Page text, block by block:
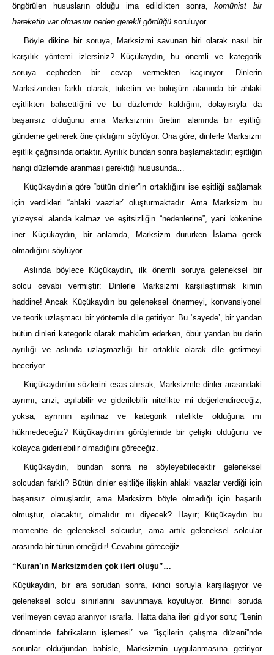
öngörülen hususların olduğu ima edildikten sonra,komünist bir
hareketin var olmasını neden gerekli gördüğü soruluyor.
Böyle dikine bir soruya, Marksizmi savunan biri olarak nasıl bir
karşılık yöntemi izlersiniz? Küçükaydın, bu önemli ve kategorik
soruya cepheden bir cevap vermekten kaçınıyor. Dinlerin
Marksizmden farklı olarak, tüketim ve bölüşüm alanında bir ahlaki
eşitlikten bahsettiğini ve bu düzlemde kaldığını, dolayısıyla da
başarısız olduğunu ama Marksizmin üretim alanında bir eşitliği
gündeme getirerek öne çıktığını söylüyor. Ona göre, dinlerle Marksizm
eşitlik çağrısında ortaktır. Ayrılık bundan sonra başlamaktadır; eşitliğin
hangi düzlemde aranması gerektiği hususunda…
Küçükaydın’a göre “bütün dinler”in ortaklığını ise eşitliği sağlamak
için verdikleri “ahlaki vaazlar” oluşturmaktadır. Ama Marksizm bu
yüzeysel alanda kalmaz ve eşitsizliğin “nedenlerine”, yani kökenine
iner. Küçükaydın, bir anlamda, Marksizm dururken İslama gerek
olmadığını söylüyor.
Aslında böylece Küçükaydın, ilk önemli soruya geleneksel bir
solcu cevabı vermiştir: Dinlerle Marksizmi karşılaştırmak kimin
haddine! Ancak Küçükaydın bu geleneksel önermeyi, konvansiyonel
ve teorik uzlaşmacı bir yöntemle dile getiriyor. Bu ‘sayede’, bir yandan
bütün dinleri kategorik olarak mahkûm ederken, öbür yandan bu derin
ayrılığı ve aslında uzlaşmazlığı bir ortaklık olarak dile getirmeyi
beceriyor.
Küçükaydın’ın sözlerini esas alırsak, Marksizmle dinler arasındaki
ayrımı, arızi, aşılabilir ve giderilebilir nitelikte mi değerlendireceğiz,
yoksa, ayrımın aşılmaz ve kategorik nitelikte olduğuna mı
hükmedeceğiz? Küçükaydın’ın görüşlerinde bir çelişki olduğunu ve
kolayca giderilebilir olmadığını göreceğiz.
Küçükaydın, bundan sonra ne söyleyebilecektir geleneksel
solcudan farklı? Bütün dinler eşitliğe ilişkin ahlaki vaazlar verdiği için
başarısız olmuşlardır, ama Marksizm böyle olmadığı için başarılı
olmuştur, olacaktır, olmalıdır mı diyecek? Hayır; Küçükaydın bu
momentte de geleneksel solcudur, ama artık geleneksel solcular
arasında bir türün örneğidir! Cevabını göreceğiz.
“Kuran’ın Marksizmden çok ileri oluşu”…
Küçükaydın, bir ara sorudan sonra, ikinci soruyla karşılaşıyor ve
geleneksel solcu sınırlarını savunmaya koyuluyor. Birinci soruda
verilmeyen cevap aranıyor ısrarla. Hatta daha ileri gidiyor soru; “Lenin
döneminde fabrikaların işlemesi” ve “işçilerin çalışma düzeni”nde
sorunlar olduğundan bahisle, Marksizmin uygulanmasına getiriyor